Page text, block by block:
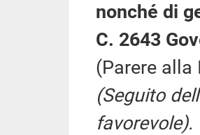
nonché di
C. 2643
(Parere alla
(Seguito
favorevole).